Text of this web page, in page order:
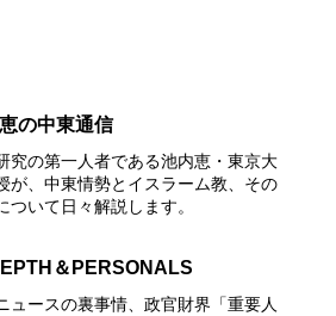
の中東通信
究の第⼀⼈者である池内恵・東京⼤
が、中東情勢とイスラーム教、その
ついて⽇々解説します。
＆PERSONALS
ュースの裏事情、政官財界「重要人